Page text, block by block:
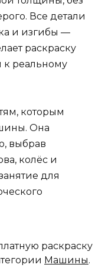
Все детали
и изгибы —
раскраску
реальному
которым
Она
выбрав
колёс и
для
раскраску
Машины.